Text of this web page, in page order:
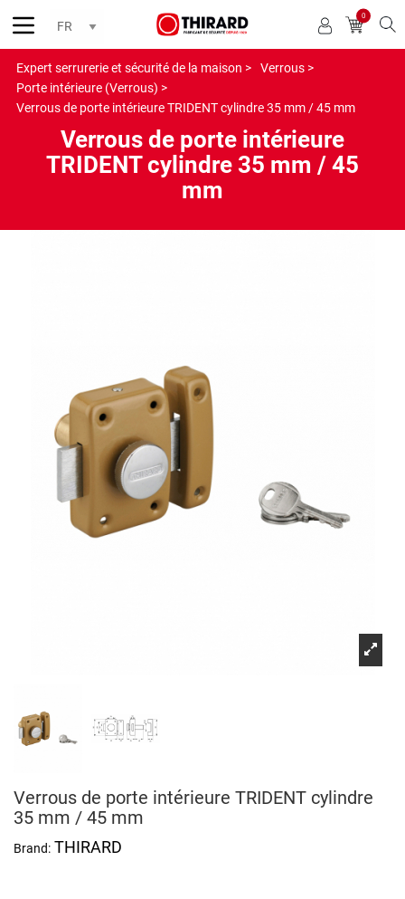
0
Expert serrurerie et sécurité de la maison >
Verrous >
Porte intérieure (Verrous) >
Verrous de porte intérieure TRIDENT cylindre 35 mm / 45 mm
Verrous de porte intérieure
TRIDENT cylindre 35 mm / 45
mm
Verrous de porte intérieure TRIDENT cylindre
35 mm / 45 mm
Brand: THIRARD